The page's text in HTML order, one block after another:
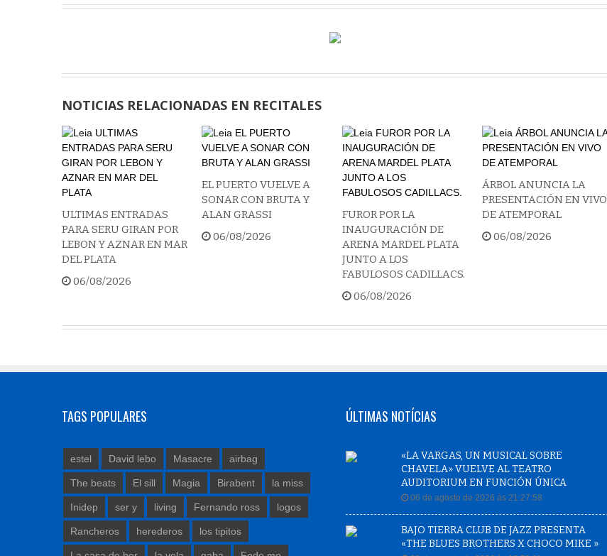
NOTICIAS RELACIONADAS EN RECITALES
ULTIMAS ENTRADAS
PARA SERU GIRAN POR
LEBON Y AZNAR EN MAR
DEL PLATA
06/08/2026
EL PUERTO VUELVE A
SONAR CON BRUTA Y
ALAN GRASSI
06/08/2026
FUROR POR LA
INAUGURACIÓN DE
ARENA MARDEL PLATA
JUNTO A LOS
FABULOSOS CADILLACS.
06/08/2026
ÁRBOL ANUNCIA LA
PRESENTACIÓN EN VIVO
DE ATEMPORAL
06/08/2026
TAGS POPULARES
estel David lebo Masacre airbag
The beats El sill Magia Birabent la miss
Inidep ser y living Fernando ross logos
Rancheros herederos los tipitos
ÚLTIMAS NOTÍCIAS
«LA VARGAS, UN MUSICAL SOBRE
CHAVELA» VUELVE AL TEATRO
AUDITORIUM EN FUNCIÓN ÚNICA
06 de agosto de 2026 às 21:27:58
BAJO TIERRA CLUB DE JAZZ PRESENTA
«THE BLUES BROTHERS X CHOCO MIKE »